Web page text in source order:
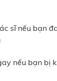
sĩ nếu bạn
nếu bạn bị